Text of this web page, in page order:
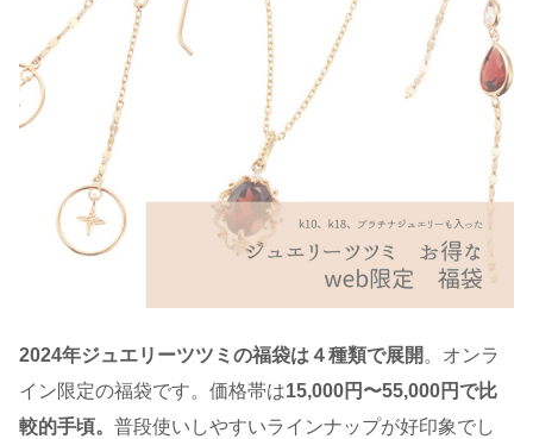
2024年ジュエリーツツミの福袋は４種類で展開 。オンラ
イン限定の福袋です。価格帯は15,000円〜55,000円で比
較的手頃。 普段使いしやすいラインナップが好印象でし